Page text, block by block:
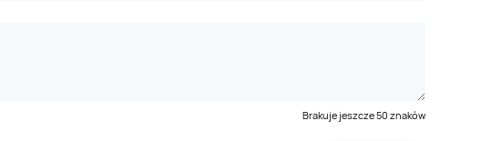
Brakuje jeszcze50 znaków